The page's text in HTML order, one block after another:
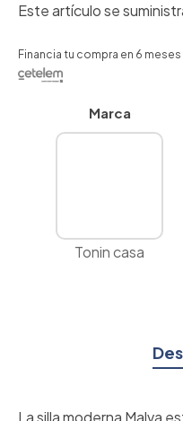
Este artículo se
Financia tu compra en 6
Marca
Tonin casa
La silla moderna Malva